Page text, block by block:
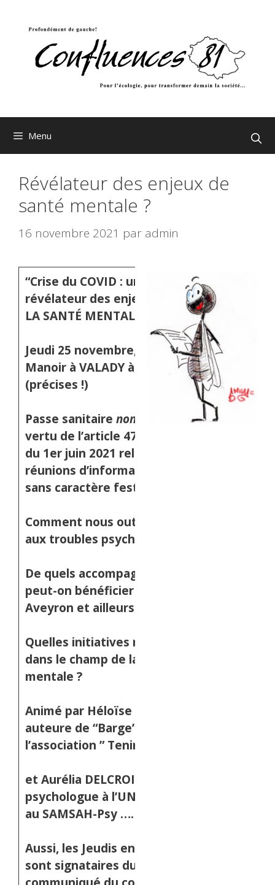
Menu
Révélateur des enjeux de
santé mentale ?
16 novembre 2021 par admin
“Crise du COVID : un
révélateur des enjeux de
LA SANTÉ MENTALE ? “
Jeudi 25 novembre, salle du
Manoir à VALADY à 20h 34
(précises !)
Passe sanitaire non requis
en
vertu de l’article 47 du décret
du 1er juin 2021 relatif aux
réunions d’information-débat
sans caractère festif.
Comment nous outiller face
aux troubles psychiques ?
De quels accompagnements
peut-on bénéficier en
Aveyron et ailleurs ?
Quelles initiatives novatrices
dans le champ de la santé
mentale ?
Animé par Héloïse KOENIG,
auteure de “Barge”, de
l’association ” Tenir Tête “
et Aurélia DELCROIX,
psychologue à l’UNAFAM et
au SAMSAH-Psy ………..
Aussi, les Jeudis en Questions
sont signataires du nouveau